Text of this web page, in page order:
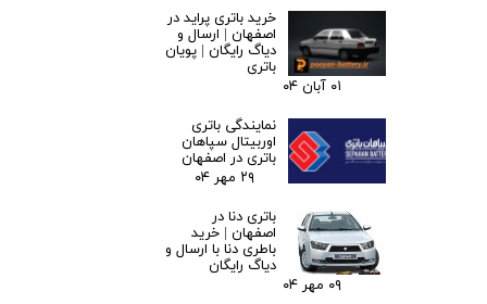
خرید باتری پراید در
اصفهان | ارسال و
دیاگ رایگان | پویان
باتری
۰۱ آبان ۰۴
نمایندگی باتری
اوربیتال سپاهان
باتری در اصفهان
۲۹ مهر ۰۴
باتری دنا در
اصفهان | خرید
باطری دنا با ارسال و
دیاگ رایگان
۰۹ مهر ۰۴